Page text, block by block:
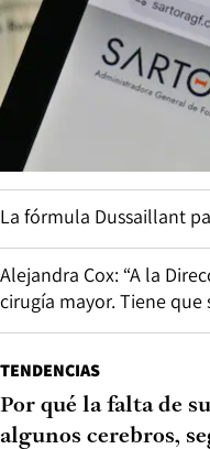
La fórmula Dussaillant
Alejandra Cox: “A la
cirugía mayor. Tiene
TENDENCIAS
Por qué la falta de
algunos cerebros,